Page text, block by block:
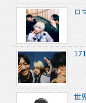
ロ
171
世